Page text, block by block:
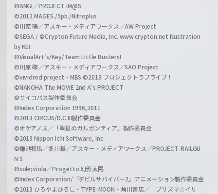
©BNGI／PROJECT iM@S
©2012 MAGES./5pb./Nitroplus
©川原 礫／アスキー・メディアワークス／AW Project
©SEGA / ©Crypton Future Media, Inc. www.crypton.net Illustration
by KEI
©VisualArt's/Key/Team Little Busters!
©川原 礫／アスキー・メディアワークス／SAO Project
©vividred project・MBS ©2013 プロジェクトラブライブ！
©NANOHA The MOVIE 2nd A's PROJECT
©サイコパス製作委員会
©Index Corporation 1996,2011
©2013 CIRCUS/D.C.III製作委員会
©オケアノス／「翠星のガルガンティア」製作委員会
©2013 Nippon Ichi Software, Inc.
©鎌池和馬／冬川基／アスキー・メディアワークス／PROJECT-RAILGU
N S
©sole;viola／Progetto 幻影太陽
©Index Corporation/「デビルサバイバー2」アニメーション製作委員会
©2013 ひろやまひろし・TYPE-MOON・角川書店／「プリズマ☆イリ